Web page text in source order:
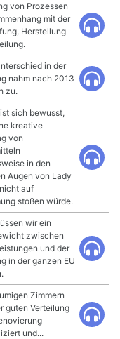
von Prozessen
mit der
Herstellung
in der
nahm nach 2013
zu.
sich bewusst,
kreative
von
in den
Augen von Lady
auf
stoßen würde.
wir ein
zwischen
und der
in der ganzen EU
Zimmern
guten Verteilung
und...